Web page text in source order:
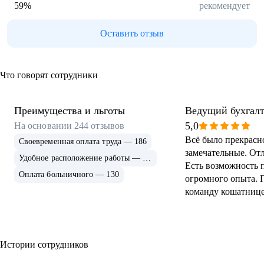
59% рекомендует
Оставить отзыв
Что говорят сотрудники
Преимущества и льготы
На основании 244 отзывов
Своевременная оплата труда — 186
Удобное расположение работы — 156
Оплата больничного — 130
Ведущий
5,0
Всё было
замечательные.
Есть возможность
огромного опыта.
команду
Истории сотрудников